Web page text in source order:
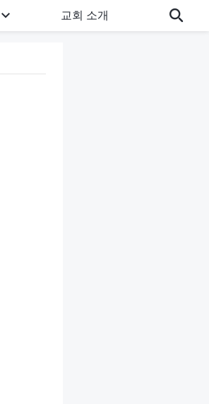
교회 소개